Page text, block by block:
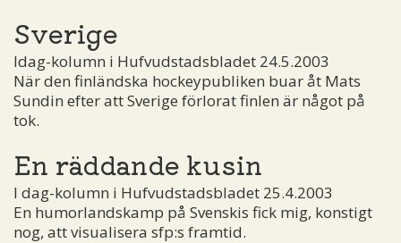
Sverige
Idag-kolumn i Hufvudstadsbladet 24.5.2003
När den finländska hockeypubliken buar åt Mats
Sundin efter att Sverige förlorat finlen är något på
tok.
En räddande kusin
I dag-kolumn i Hufvudstadsbladet 25.4.2003
En humorlandskamp på Svenskis fick mig, konstigt
nog, att visualisera sfp:s framtid.